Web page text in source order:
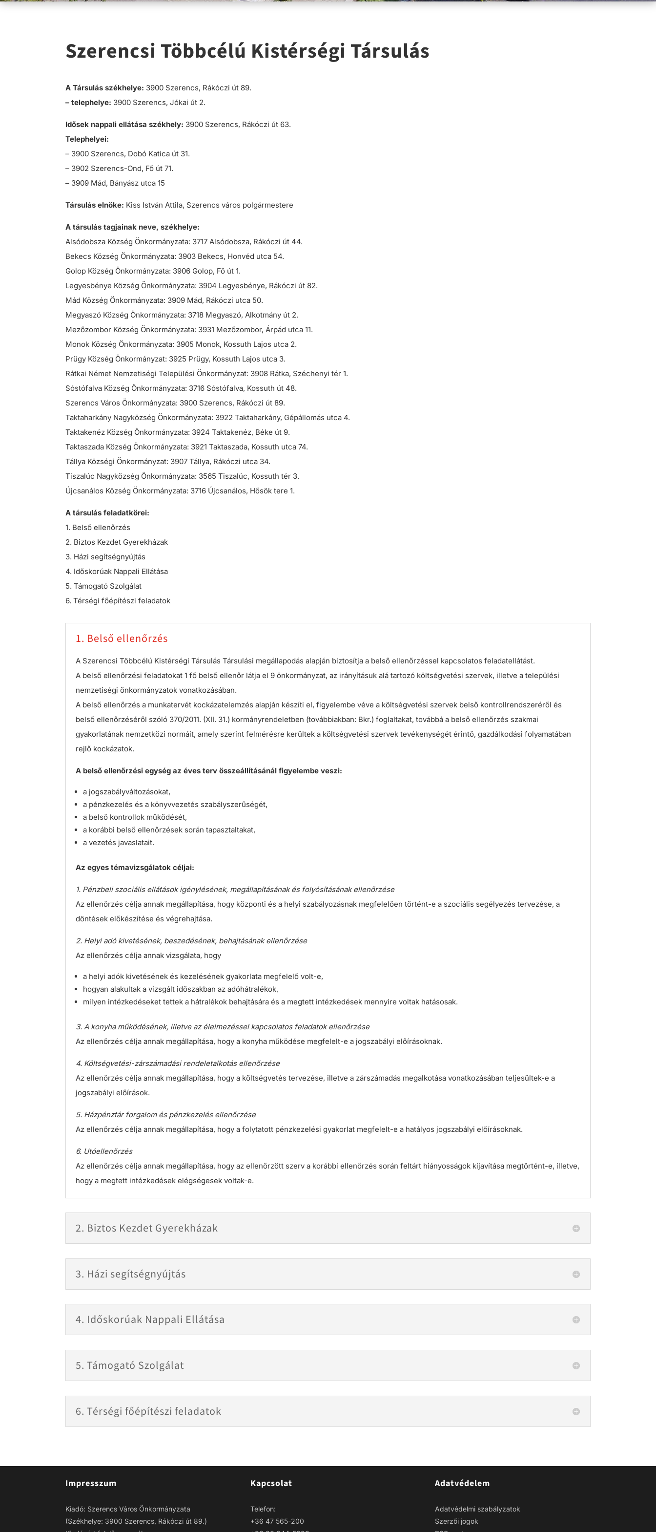
Szerencsi Többcélú Kistérségi Társulás
A Társulás székhelye: 3900 Szerencs, Rákóczi út 89.
– telephelye: 3900 Szerencs, Jókai út 2.
Idősek nappali ellátása székhely: 3900 Szerencs, Rákóczi út 63.
Telephelyei:
– 3900 Szerencs, Dobó Katica út 31.
– 3902 Szerencs-Ond, Fő út 71.
– 3909 Mád, Bányász utca 15
Társulás elnöke: Kiss István Attila, Szerencs város polgármestere
A társulás tagjainak neve, székhelye:
Alsódobsza Község Önkormányzata: 3717 Alsódobsza, Rákóczi út 44.
Bekecs Község Önkormányzata: 3903 Bekecs, Honvéd utca 54.
Golop Község Önkormányzata: 3906 Golop, Fő út 1.
Legyesbénye Község Önkormányzata: 3904 Legyesbénye, Rákóczi út 82.
Mád Község Önkormányzata: 3909 Mád, Rákóczi utca 50.
Megyaszó Község Önkormányzata: 3718 Megyaszó, Alkotmány út 2.
Mezőzombor Község Önkormányzata: 3931 Mezőzombor, Árpád utca 11.
Monok Község Önkormányzata: 3905 Monok, Kossuth Lajos utca 2.
Prügy Község Önkormányzat: 3925 Prügy, Kossuth Lajos utca 3.
Rátkai Német Nemzetiségi Települési Önkormányzat: 3908 Rátka, Széchenyi tér 1.
Sóstófalva Község Önkormányzata: 3716 Sóstófalva, Kossuth út 48.
Szerencs Város Önkormányzata: 3900 Szerencs, Rákóczi út 89.
Taktaharkány Nagyközség Önkormányzata: 3922 Taktaharkány, Gépállomás utca 4.
Taktakenéz Község Önkormányzata: 3924 Taktakenéz, Béke út 9.
Taktaszada Község Önkormányzata: 3921 Taktaszada, Kossuth utca 74.
Tállya Községi Önkormányzat: 3907 Tállya, Rákóczi utca 34.
Tiszalúc Nagyközség Önkormányzata: 3565 Tiszalúc, Kossuth tér 3.
Újcsanálos Község Önkormányzata: 3716 Újcsanálos, Hősök tere 1.
A társulás feladatkörei:
1. Belső ellenőrzés
2. Biztos Kezdet Gyerekházak
3. Házi segítségnyújtás
4. Időskorúak Nappali Ellátása
5. Támogató Szolgálat
6. Térségi főépítészi feladatok
1. Belső ellenőrzés
A Szerencsi Többcélú Kistérségi Társulás Társulási megállapodás alapján biztosítja a belső ellenőrzéssel kapcsolatos feladatellátást.
A belső ellenőrzési feladatokat 1 fő belső ellenőr látja el 9 önkormányzat, az irányításuk alá tartozó költségvetési szervek, illetve a települési
nemzetiségi önkormányzatok vonatkozásában.
A belső ellenőrzés a munkatervét kockázatelemzés alapján készíti el, figyelembe véve a költségvetési szervek belső kontrollrendszeréről és
belső ellenőrzéséről szóló 370/2011. (XII. 31.) kormányrendeletben (továbbiakban: Bkr.) foglaltakat, továbbá a belső ellenőrzés szakmai
gyakorlatának nemzetközi normáit, amely szerint felmérésre kerültek a költségvetési szervek tevékenységét érintő, gazdálkodási folyamatában
rejlő kockázatok.
A belső ellenőrzési egység az éves terv összeállításánál figyelembe veszi:
a jogszabályváltozásokat,
a pénzkezelés és a könyvvezetés szabályszerűségét,
a belső kontrollok működését,
a korábbi belső ellenőrzések során tapasztaltakat,
a vezetés javaslatait.
Az egyes témavizsgálatok céljai:
1. Pénzbeli szociális ellátások igénylésének, megállapításának és folyósításának ellenőrzése
Az ellenőrzés célja annak megállapítása, hogy központi és a helyi szabályozásnak megfelelően történt-e a szociális segélyezés tervezése, a
döntések előkészítése és végrehajtása.
2. Helyi adó kivetésének, beszedésének, behajtásának ellenőrzése
Az ellenőrzés célja annak vizsgálata, hogy
a helyi adók kivetésének és kezelésének gyakorlata megfelelő volt-e,
hogyan alakultak a vizsgált időszakban az adóhátralékok,
milyen intézkedéseket tettek a hátralékok behajtására és a megtett intézkedések mennyire voltak hatásosak.
3. A konyha működésének, illetve az élelmezéssel kapcsolatos feladatok ellenőrzése
Az ellenőrzés célja annak megállapítása, hogy a konyha működése megfelelt-e a jogszabályi előírásoknak.
4. Költségvetési-zárszámadási rendeletalkotás ellenőrzése
Az ellenőrzés célja annak megállapítása, hogy a költségvetés tervezése, illetve a zárszámadás megalkotása vonatkozásában teljesültek-e a
jogszabályi előírások.
5. Házpénztár forgalom és pénzkezelés ellenőrzése
Az ellenőrzés célja annak megállapítása, hogy a folytatott pénzkezelési gyakorlat megfelelt-e a hatályos jogszabályi előírásoknak.
6. Utóellenőrzés
Az ellenőrzés célja annak megállapítása, hogy az ellenőrzött szerv a korábbi ellenőrzés során feltárt hiányosságok kijavítása megtörtént-e, illetve,
hogy a megtett intézkedések elégségesek voltak-e.
2. Biztos Kezdet Gyerekházak
3. Házi segítségnyújtás
4. Időskorúak Nappali Ellátása
5. Támogató Szolgálat
6. Térségi főépítészi feladatok
Impresszum
Kiadó: Szerencs Város Önkormányzata
(Székhelye: 3900 Szerencs, Rákóczi út 89.)
Kapcsolat
Telefon:
+36 47 565-200
Adatvédelem
Adatvédelmi szabályzatok
Szerzői jogok